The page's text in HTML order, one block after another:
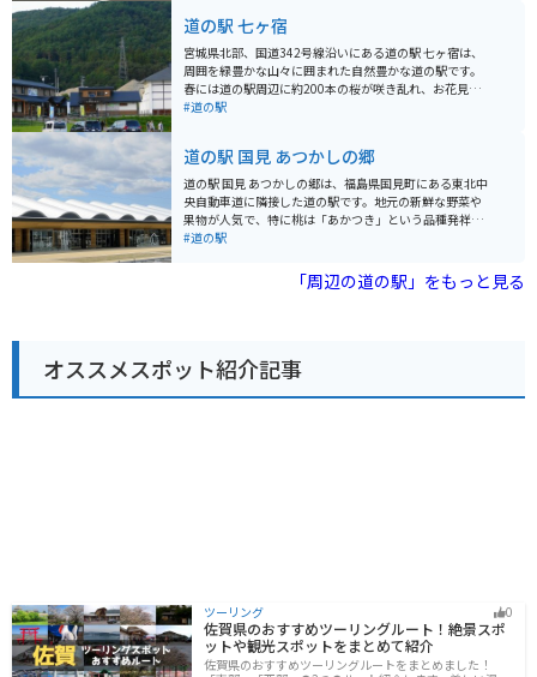
宙グッズや、地元の新鮮な農産物を販売している「SHO
P&FOOD かくだ」などがあります。 また、レストランで
は、地元産の食材を使用した料理や、宇宙食をイメージ
したメニューを楽しむことができます。 バイクで訪れる
場合、道の駅 かくだ には、広々とした駐車場が完備され
史跡も点在しています。 道の駅 かくだ は、宇宙と歴史を
感じることができるスポットです。
道の駅 七ヶ宿
宮城県北部、国道342号線沿いにある道の駅 七ヶ宿は、
周囲を緑豊かな山々に囲まれた自然豊かな道の駅です。
春には道の駅周辺に約200本の桜が咲き乱れ、お花見を
楽しむことができます。 夏にはひまわり、秋には紅葉
直売所、地元産の食材を使ったレストラン、七ヶ宿町の
特産品を販売する売店などがあります。 レストランで
は、地元産の蕎麦を使った「けんちんそば」や、きのこ
がたっぷり入った「きのこそば」などが人気です。 売店
では、七ヶ宿町の特産品である「ゆべし」や「凍豆腐」
や七ヶ宿湖など、自然豊かな観光スポットもたくさんあ
す。 七ヶ宿湖では、カヌーやボートなどのアクティビテ
ィを楽しむこともできます。
#道の駅
道の駅 国見 あつかしの郷
道の駅 国見 あつかしの郷は、福島県国見町にある東北中
央自動車道に隣接した道の駅です。地元の新鮮な野菜や
果物が人気で、特に桃は「あかつき」という品種発祥の
地としても知られています。 バイクで訪れる際は、広々
ートの休憩地点としても最適です。 国見町は桃だけでな
く、梨やぶどうなどの果樹栽培も盛んです。道の駅では
しめます。
#道の駅
「周辺の道の駅」をもっと見る
オススメスポット紹介記事
ツーリング 0
佐賀県のおすすめツーリングルート！絶景スポ
ットや観光スポットをまとめて紹介
佐賀県のおすすめツーリングルートをまとめました！